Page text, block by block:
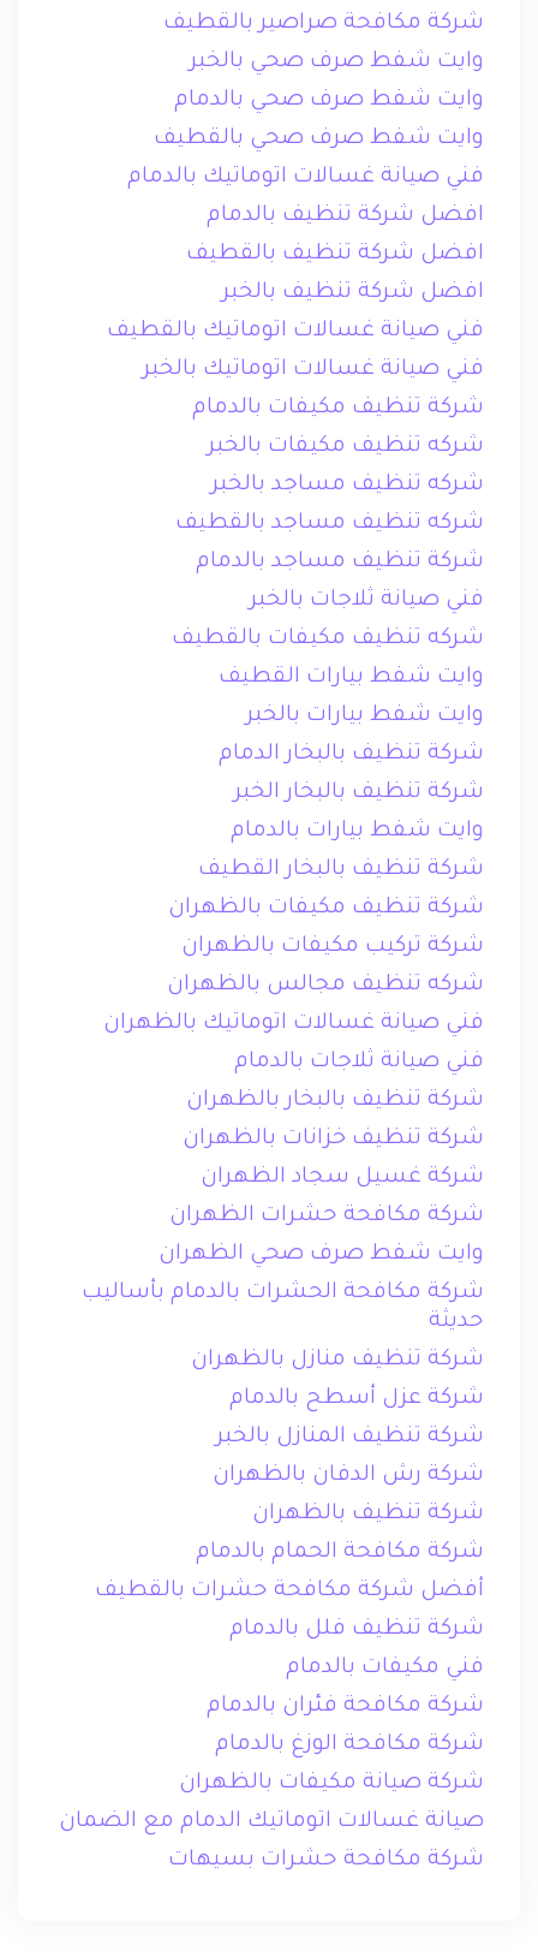
شركة مكافحة صراصير بالقطيف
وايت شفط صرف صحي بالخبر
وايت شفط صرف صحي بالدمام
وايت شفط صرف صحي بالقطيف
فني صيانة غسالات اتوماتيك بالدمام
افضل شركة تنظيف بالدمام
افضل شركة تنظيف بالقطيف
افضل شركة تنظيف بالخبر
فني صيانة غسالات اتوماتيك بالقطيف
فني صيانة غسالات اتوماتيك بالخبر
شركة تنظيف مكيفات بالدمام
شركه تنظيف مكيفات بالخبر
شركه تنظيف مساجد بالخبر
شركه تنظيف مساجد بالقطيف
شركة تنظيف مساجد بالدمام
فني صيانة ثلاجات بالخبر
شركه تنظيف مكيفات بالقطيف
وايت شفط بيارات القطيف
وايت شفط بيارات بالخبر
شركة تنظيف بالبخار الدمام
شركة تنظيف بالبخار الخبر
وايت شفط بيارات بالدمام
شركة تنظيف بالبخار القطيف
شركة تنظيف مكيفات بالظهران
شركة تركيب مكيفات بالظهران
شركه تنظيف مجالس بالظهران
فني صيانة غسالات اتوماتيك بالظهران
فني صيانة ثلاجات بالدمام
شركة تنظيف بالبخار بالظهران
شركة تنظيف خزانات بالظهران
شركة غسيل سجاد الظهران
شركة مكافحة حشرات الظهران
وايت شفط صرف صحي الظهران
شركة مكافحة الحشرات بالدمام بأساليب
حديثة
شركة تنظيف منازل بالظهران
شركة عزل أسطح بالدمام
شركة تنظيف المنازل بالخبر
شركة رش الدفان بالظهران
شركة تنظيف بالظهران
شركة مكافحة الحمام بالدمام
أفضل شركة مكافحة حشرات بالقطيف
شركة تنظيف فلل بالدمام
فني مكيفات بالدمام
شركة مكافحة فئران بالدمام
شركة مكافحة الوزغ بالدمام
شركة صيانة مكيفات بالظهران
صيانة غسالات اتوماتيك الدمام مع الضمان
شركة مكافحة حشرات بسيهات